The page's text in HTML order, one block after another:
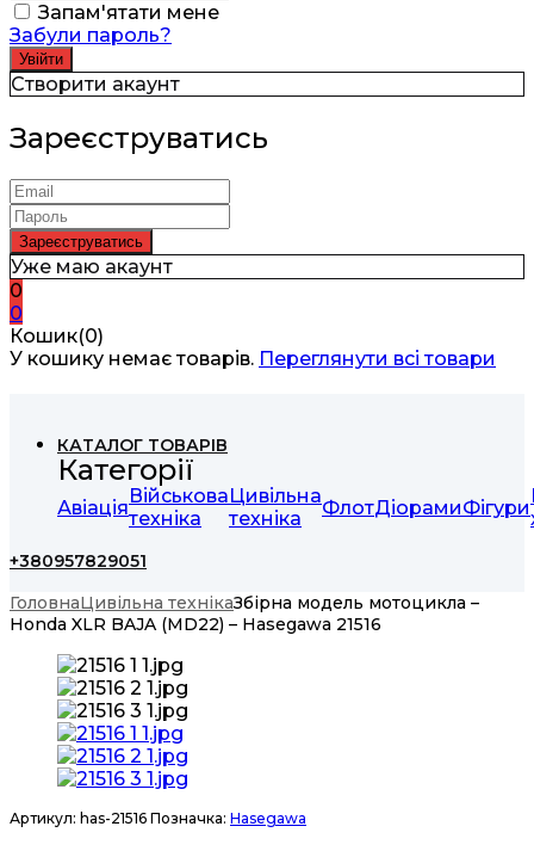
Запам'ятати мене
Забули пароль?
Створити акаунт
Зареєструватись
Уже маю акаунт
0
0
Кошик(0)
У кошику немає товарів. Переглянути всі товари
КАТАЛОГ ТОВАРІВ
Категорії
АвіаціяВійськова
техніка
Цивільна
техніка
ФлотДіорамиФігури
+380957829051
ГоловнаЦивільна технікаЗбірна модель мотоцикла –
Honda XLR BAJA (MD22) – Hasegawa 21516
Артикул: has-21516 Позначка: Hasegawa